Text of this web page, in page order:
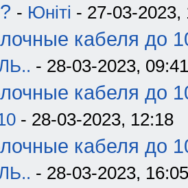
- Юнiтi - 27-03-2023,
кабеля до
- 28-03-2023, 09:41
кабеля до
- 28-03-2023, 12:18
кабеля до
- 28-03-2023, 16:05